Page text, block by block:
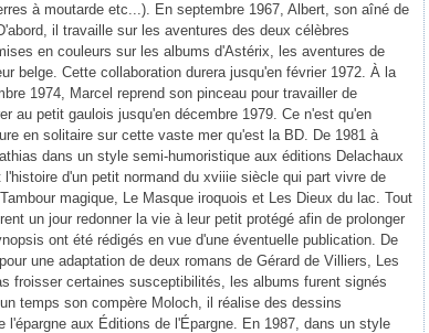
à moutarde etc...). En septembre 1967, Albert, son aîné de
il travaille sur les aventures des deux célèbres
en couleurs sur les albums d'Astérix, les aventures de
belge. Cette collaboration durera jusqu'en février 1972. À la
1974, Marcel reprend son pinceau pour travailler de
au petit gaulois jusqu'en décembre 1979. Ce n'est qu'en
en solitaire sur cette vaste mer qu'est la BD. De 1981 à
dans un style semi-humoristique aux éditions Delachaux
d'un petit normand du xviiie siècle qui part vivre de
magique, Le Masque iroquois et Les Dieux du lac. Tout
un jour redonner la vie à leur petit protégé afin de prolonger
ont été rédigés en vue d'une éventuelle publication. De
une adaptation de deux romans de Gérard de Villiers, Les
froisser certaines susceptibilités, les albums furent signés
temps son compère Moloch, il réalise des dessins
l'épargne aux Éditions de l'Épargne. En 1987, dans un style